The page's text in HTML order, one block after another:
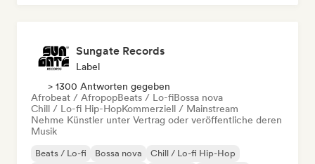
Sungate Records
Label
> 1300 Antworten gegeben
Afrobeat / AfropopBeats / Lo-fiBossa nova
Chill / Lo-fi Hip-HopKommerziell / Mainstream
Nehme Künstler unter Vertrag oder veröffentliche deren
Musik
Beats / Lo-fi Bossa nova
Chill / Lo-fi Hip-Hop